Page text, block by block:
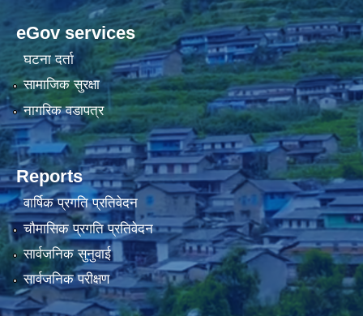
eGov services
घटना दर्ता
सामाजिक सुरक्षा
नागरिक वडापत्र
Reports
वार्षिक प्रगति प्रतिवेदन
चौमासिक प्रगति प्रतिवेदन
सार्वजनिक सुनुवाई
सार्वजनिक परीक्षण